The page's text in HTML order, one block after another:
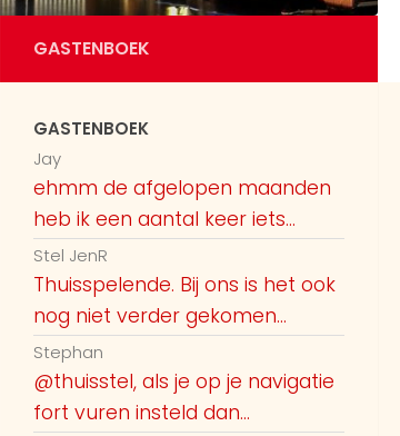
GASTENBOEK
GASTENBOEK
Jay
ehmm de afgelopen maanden
heb ik een aantal keer iets...
Stel JenR
Thuisspelende. Bij ons is het ook
nog niet verder gekomen...
Stephan
@thuisstel, als je op je navigatie
fort vuren insteld dan...